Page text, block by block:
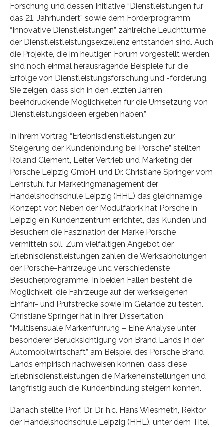
Forschung und dessen Initiative “Dienstleistungen für
das 21. Jahrhundert” sowie dem Förderprogramm
“Innovative Dienstleistungen” zahlreiche Leuchttürme
der Dienstleistleistungsexzellenz entstanden sind. Auch
die Projekte, die im heutigen Forum vorgestellt werden,
sind noch einmal herausragende Beispiele für die
Erfolge von Dienstleistungsforschung und -förderung.
Sie zeigen, dass sich in den letzten Jahren
beeindruckende Möglichkeiten für die Umsetzung von
Dienstleistungsideen ergeben haben.”
In ihrem Vortrag “Erlebnisdienstleistungen zur
Steigerung der Kundenbindung bei Porsche” stellten
Roland Clement, Leiter Vertrieb und Marketing der
Porsche Leipzig GmbH, und Dr. Christiane Springer vom
Lehrstuhl für Marketingmanagement der
Handelshochschule Leipzig (HHL) das gleichnamige
Konzept vor: Neben der Modulfabrik hat Porsche in
Leipzig ein Kundenzentrum errichtet, das Kunden und
Besuchern die Faszination der Marke Porsche
vermitteln soll. Zum vielfältigen Angebot der
Erlebnisdienstleistungen zählen die Werksabholungen
der Porsche-Fahrzeuge und verschiedenste
Besucherprogramme. In beiden Fällen besteht die
Möglichkeit, die Fahrzeuge auf der werkseigenen
Einfahr- und Prüfstrecke sowie im Gelände zu testen.
Christiane Springer hat in ihrer Dissertation
“Multisensuale Markenführung – Eine Analyse unter
besonderer Berücksichtigung von Brand Lands in der
Automobilwirtschaft” am Beispiel des Porsche Brand
Lands empirisch nachweisen können, dass diese
Erlebnisdienstleistungen die Markeneinstellungen und
langfristig auch die Kundenbindung steigern können.
Danach stellte Prof. Dr. Dr. h.c. Hans Wiesmeth, Rektor
der Handelshochschule Leipzig (HHL), unter dem Titel